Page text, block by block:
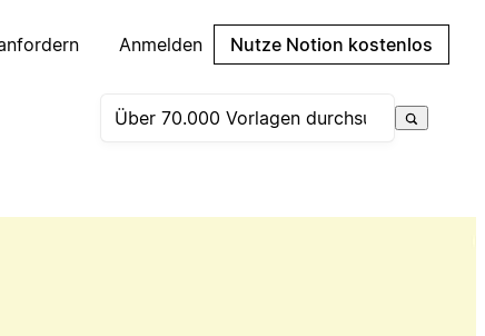
Anmelden Nutze Notion kostenlos